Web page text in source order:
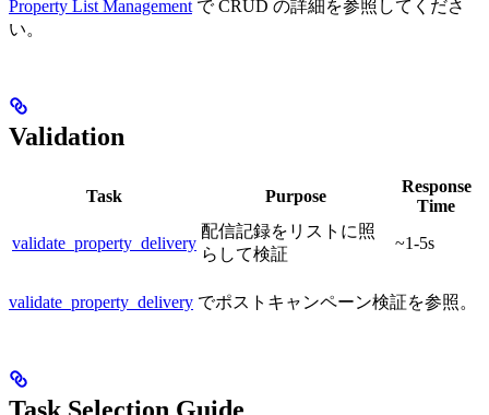
Property List Management で CRUD の詳細を参照してくださ
い。
Validation
Task Purpose
Response
Time
validate_property_delivery
配信記録をリストに照
らして検証
~1-5s
validate_property_delivery でポストキャンペーン検証を参照。
Task Selection Guide